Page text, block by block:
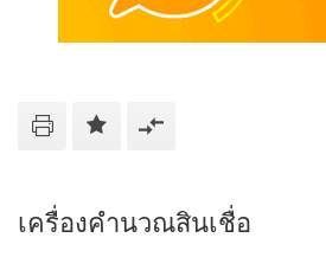
เครื่องคำนวณสินเชื่อ